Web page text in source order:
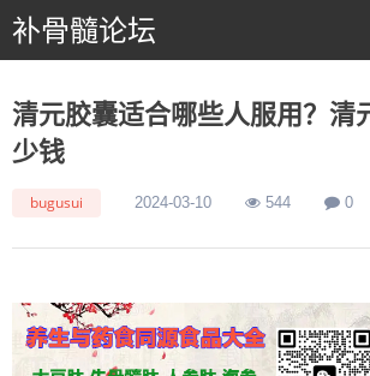
补骨髓论坛
清元胶囊适合哪些人服用？清
少钱
bugusui 2024-03-10 544 0